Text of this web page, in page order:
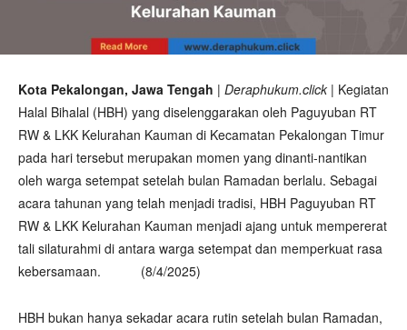
Kota Pekalongan, Jawa Tengah | Deraphukum.click | Kegiatan
Halal Bihalal (HBH) yang diselenggarakan oleh Paguyuban RT
RW & LKK Kelurahan Kauman di Kecamatan Pekalongan Timur
pada hari tersebut merupakan momen yang dinanti-nantikan
oleh warga setempat setelah bulan Ramadan berlalu. Sebagai
acara tahunan yang telah menjadi tradisi, HBH Paguyuban RT
RW & LKK Kelurahan Kauman menjadi ajang untuk mempererat
tali silaturahmi di antara warga setempat dan memperkuat rasa
kebersamaan. (8/4/2025)
HBH bukan hanya sekadar acara rutin setelah bulan Ramadan,